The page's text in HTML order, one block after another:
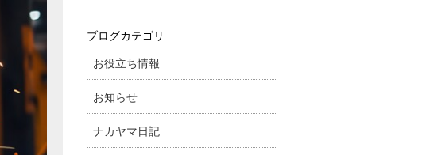
ブログカテゴリ
お役立ち情報
お知らせ
ナカヤマ日記